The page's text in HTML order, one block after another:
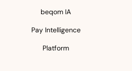
beqom IA
Pay Intelligence
Platform